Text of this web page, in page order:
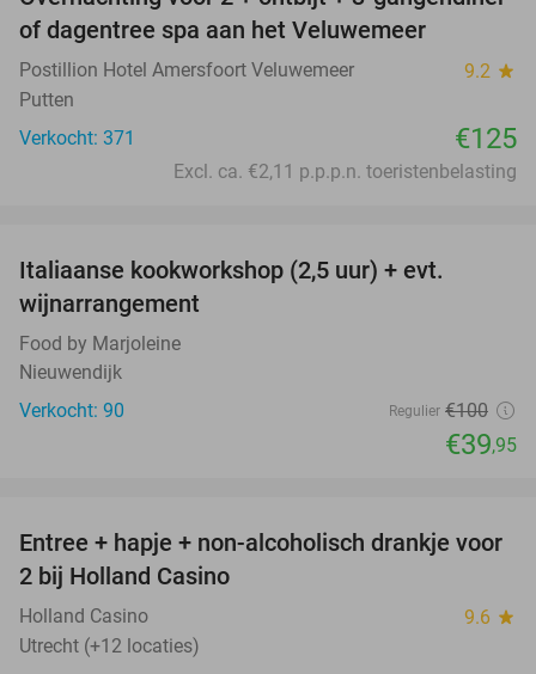
of dagentree spa aan het Veluwemeer
Postillion Hotel Amersfoort Veluwemeer 9.2 star
Putten
Verkocht: 371
€125
Excl. ca. €2,11 p.p.p.n. toeristenbelasting
Italiaanse kookworkshop (2,5 uur) + evt.
wijnarrangement
Food by Marjoleine
Nieuwendijk
Verkocht: 90
Regulier €100
€39,95
52%
Entree + hapje + non-alcoholisch drankje voor
2 bij Holland Casino
Holland Casino 9.6 star
Utrecht (+12 locaties)